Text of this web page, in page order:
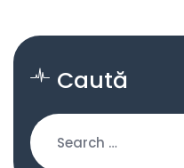
Caută